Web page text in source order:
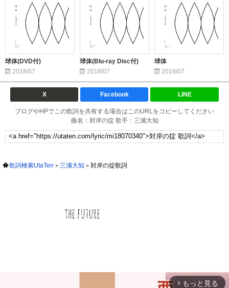
球体(DVD付)
2018/07
球体(Blu-ray Disc付)
2018/07
球体
2018/07
X Facebook LINE
ブログやHPでこの歌詞を共有する場合はこのURLをコピーしてください
曲名：対岸の掟 歌手：三浦大知
歌詞検索UtaTen 三浦大知 対岸の掟歌詞
arrow_forward_ios もっと見る